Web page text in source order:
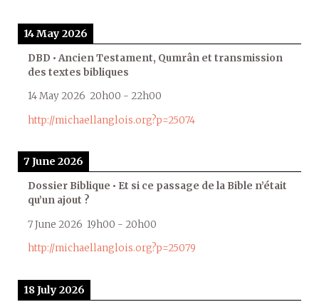
14 May 2026
DBD • Ancien Testament, Qumrân et transmission
des textes bibliques
14 May 2026 20h00 - 22h00
http://michaellanglois.org?p=25074
7 June 2026
Dossier Biblique • Et si ce passage de la Bible n’était
qu’un ajout ?
7 June 2026 19h00 - 20h00
http://michaellanglois.org?p=25079
18 July 2026